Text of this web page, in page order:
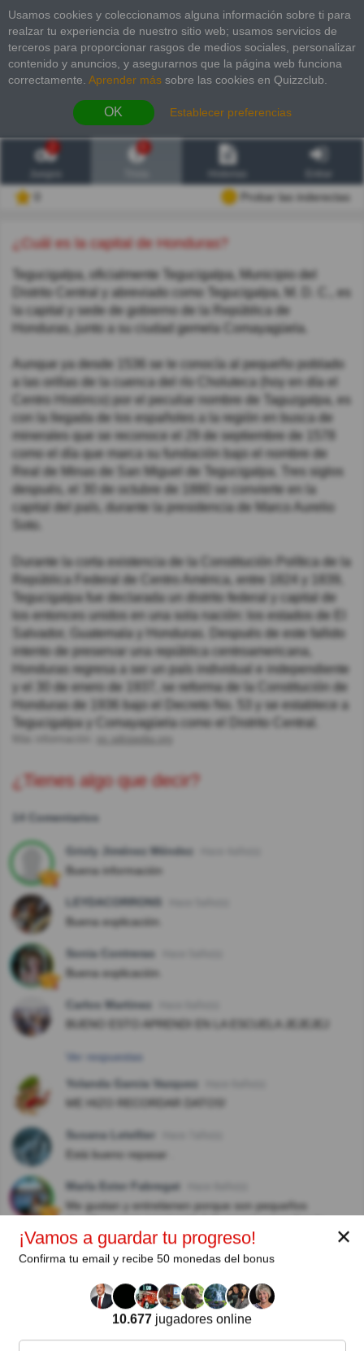
Usamos cookies y coleccionamos alguna información sobre ti para
realzar tu experiencia de nuestro sitio web; usamos servicios de
terceros para proporcionar rasgos de medios sociales, personalizar
contenido y anuncios, y asegurarnos que la página web funciona
correctamente. Aprender más sobre las cookies en Quizzclub.
OK Establecer preferencias
2
Probar las inderectas
¿Cuál es la capital de Honduras?
Tegucigalpa, oficialmente Tegucigalpa, Municipio del
Distrito Central y abreviado como Tegucigalpa, M. D. C.,​ es
la capital y sede de gobierno de la República de
Honduras, junto a su ciudad gemela Comayagüela.
Aunque ya desde 1536 se le conocía al pequeño poblado
a las orillas de la cuenca del río Choluteca (hoy en día el
Centro Histórico) por el peculiar nombre de Taguzgalpa, es
con la llegada de los españoles a la región en busca de
minerales que se reconoce el 29 de septiembre de 1578
como el día que marca su fundación bajo el nombre de
Real de Minas de San Miguel de Tegucigalpa. Tres siglos
después, el 30 de octubre de 1880 se convierte en la
capital del país, durante la presidencia de Marco Aurelio
Soto.
Durante la corta existencia de la Constitución Política de la
República Federal de Centro América, entre 1824 y 1839,
Tegucigalpa fue declarada un distrito federal y capital de
los entonces unidos en una sola nación: los estados de El
Salvador, Guatemala y Honduras.​ Después de este fallido
intento de preservar una república centroamericana,
Honduras regresa a ser un país individual e independiente
y el 30 de enero de 1937, se reforma de la Constitución de
Honduras de 1936 bajo el Decreto No. 53 y se establece a
Tegucigalpa y Comayagüela como el Distrito Central.
es.wikipedia.org
¿Tienes algo que decir?
14 Comentarios
Grisly Jiménez Méndez
Buena información
LEYDACORRONS
Buena explicación.
Sonia Contreras
Buena explicación.
Carlos Martinez
BUENO ESTO APRENDI EN LA ESCUELA JEJEJEJ
Ver respuestas
Yolanda Garcia Vazquez
ME HIZO RECORDAR DATOS!
Susana Letellier
Está bueno repasar .
María Ester Fabregat
Me gustan y entretienen porque son pequeños
Blanca Carballo Hace 8año(s)
Se aprende mucho
Emilia Cuesta Hace 8año(s)
Muy buena explicación .Gracias
✕
¡Vamos a guardar tu progreso!
Confirma tu email y recibe 50 monedas del bonus
10.677 jugadores online